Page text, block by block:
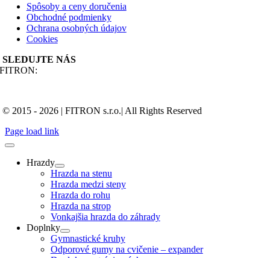
Spôsoby a ceny doručenia
Obchodné podmienky
Ochrana osobných údajov
Cookies
SLEDUJTE NÁS
FITRON:
© 2015 - 2026 | FITRON s.r.o.| All Rights Reserved
Page load link
Hrazdy
Hrazda na stenu
Hrazda medzi steny
Hrazda do rohu
Hrazda na strop
Vonkajšia hrazda do záhrady
Doplnky
Gymnastické kruhy
Odporové gumy na cvičenie – expander